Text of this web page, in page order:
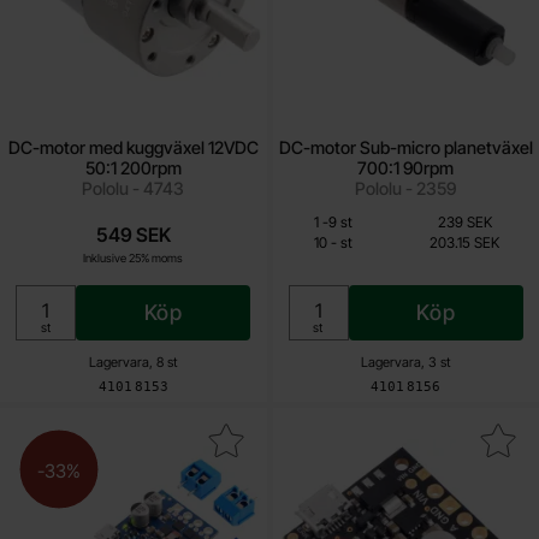
DC-motor med kuggväxel 12VDC
50:1 200rpm
Pololu - 4743
Art. nr
4101 8153
Lagervara, 8 st
549 SEK
Inklusive 25% moms
Enhet:
st
Köp
DC-motor Sub-micro planetväxel
700:1 90rpm
Pololu - 2359
Art. nr
4101 8156
Lagervara, 3 st
203.15 SEK
Enhet:
st
Köp
Mängdrabatt
AntalPris /st
1 -till
9 st
239 SEK
10 -tillst 203.15 SEK
-33%
Makera dC-motorstyrning G2 18v15 som favorit
Makera dC-motorstyrning med